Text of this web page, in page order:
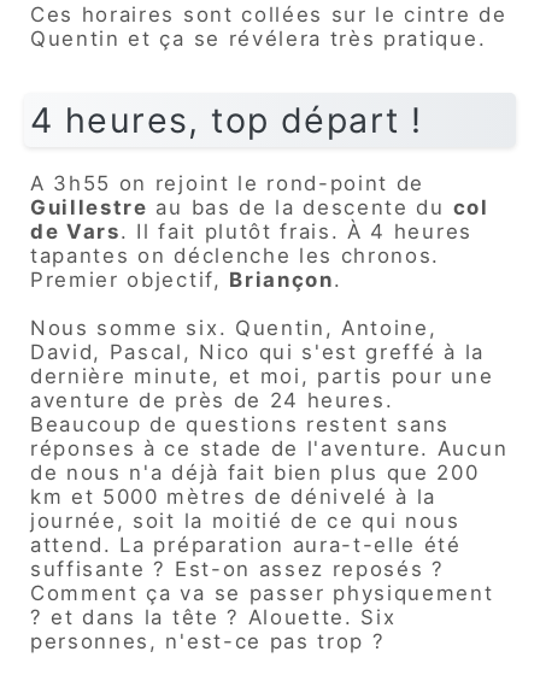
Ces horaires sont collées sur le cintre de
Quentin et ça se révélera très pratique.
4 heures, top départ !
A 3h55 on rejoint le rond-point de
Guillestre au bas de la descente du col
de Vars. Il fait plutôt frais. À 4 heures
tapantes on déclenche les chronos.
Premier objectif, Briançon.
Nous somme six. Quentin, Antoine,
David, Pascal, Nico qui s'est greffé à la
dernière minute, et moi, partis pour une
aventure de près de 24 heures.
Beaucoup de questions restent sans
réponses à ce stade de l'aventure. Aucun
de nous n'a déjà fait bien plus que 200
km et 5000 mètres de dénivelé à la
journée, soit la moitié de ce qui nous
attend. La préparation aura-t-elle été
suffisante ? Est-on assez reposés ?
Comment ça va se passer physiquement
? et dans la tête ? Alouette. Six
personnes, n'est-ce pas trop ?